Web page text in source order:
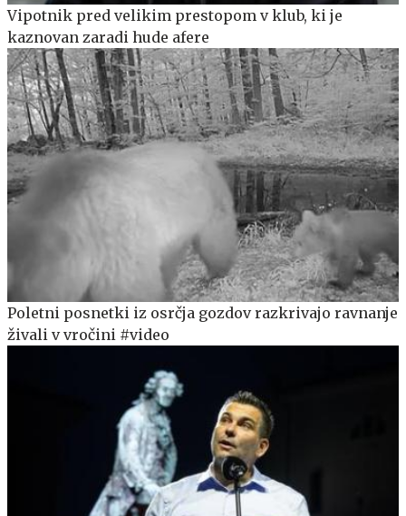
Vipotnik pred velikim prestopom v klub, ki je
kaznovan zaradi hude afere
Poletni posnetki iz osrčja gozdov razkrivajo ravnanje
živali v vročini #video